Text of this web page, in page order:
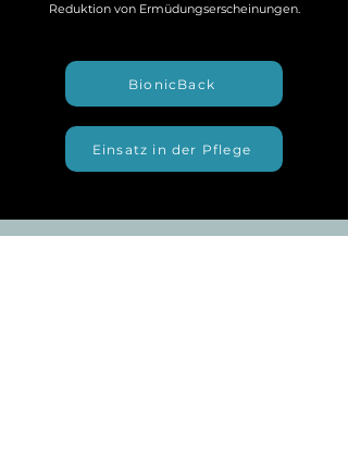
Reduktion von Ermüdungserscheinungen.
BionicBack
Einsatz in der Pflege